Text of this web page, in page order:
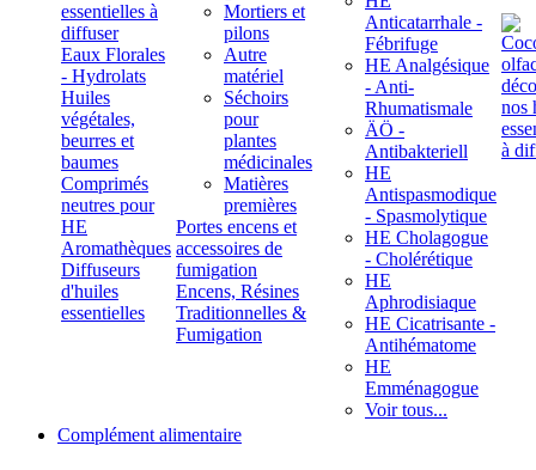
essentielles à
diffuser
Eaux Florales
- Hydrolats
Huiles
végétales,
beurres et
baumes
Comprimés
neutres pour
HE
Aromathèques
Diffuseurs
d'huiles
essentielles
Mortiers et
pilons
Autre
matériel
Séchoirs
pour
plantes
médicinales
Matières
premières
Portes encens et
accessoires de
fumigation
Encens, Résines
Traditionnelles &
Fumigation
Anticatarrhale -
Fébrifuge
HE Analgésique
- Anti-
Rhumatismale
ÄÖ -
Antibakteriell
HE
Antispasmodique
- Spasmolytique
HE Cholagogue
- Cholérétique
HE
Aphrodisiaque
HE Cicatrisante -
Antihématome
HE
Emménagogue
Voir tous...
Complément alimentaire